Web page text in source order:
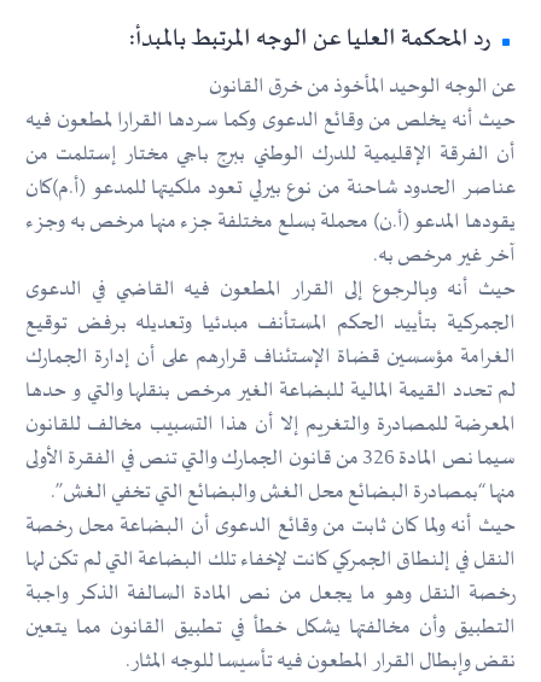
رد المحكمة العليا عن الوجه المرتبط بالمبدأ:
عن الوجه الوحيد المأخوذ من خرق القانون
حيث أنه يخلص من وقائع الدعوى وكما سردها القرارا لمطعون فيه
أن الفرقة الإقليمية للدرك الوطني ببرج باجي مختار إستلمت من
عناصر الحدود شاحنة من نوع بيرلي تعود ملكيتها للمدعو (أ.م)كان
يقودها المدعو (أ.ن) محملة بسلع مختلفة جزء منها مرخص به وجزء
آخر غير مرخص به.
حيث أنه وبالرجوع إلى القرار المطعون فيه القاضي في الدعوى
الجمركية بتأييد الحكم المستأنف مبدئيا وتعديله برفض توقيع
الغرامة مؤسسين قضاة الإستئناف قرارهم على أن إدارة الجمارك
لم تحدد القيمة المالية للبضاعة الغير مرخص بنقلها والتي و حدها
المعرضة للمصادرة والتغريم إلا أن هذا التسبيب مخالف للقانون
سيما نص المادة 326 من قانون الجمارك والتي تنص في الفقرة الأولى
منها “بمصادرة البضائع محل الغش والبضائع التي تخفي الغش”.
حيث أنه ولما كان ثابت من وقائع الدعوى أن البضاعة محل رخصة
النقل في إلنطاق الجمركي كانت لإخفاء تلك البضاعة التي لم تكن لها
رخصة النقل وهو ما يجعل من نص المادة السالفة الذكر واجبة
التطبيق وأن مخالفتها يشكل خطأ في تطبيق القانون مما يتعين
نقض وإبطال القرار المطعون فيه تأسيسا للوجه المثار.